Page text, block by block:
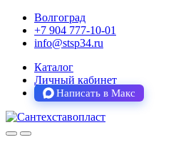
Волгоград
+7 904 777-10-01
info@stsp34.ru
Каталог
Личный кабинет
Написать в Макс